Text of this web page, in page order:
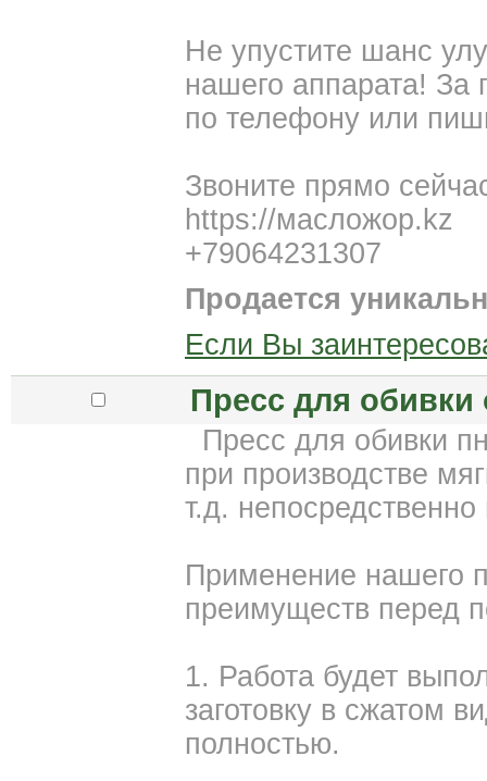
Не упустите шанс
нашего аппарата!
по телефону или
Звоните прямо
https://масложор.kz
+79064231307
Продается
Если Вы
Пресс для обивки
Пресс для обивки
при производстве
т.д.
Применение нашего
преимуществ перед
1. Работа будет
заготовку в сжатом
полностью.